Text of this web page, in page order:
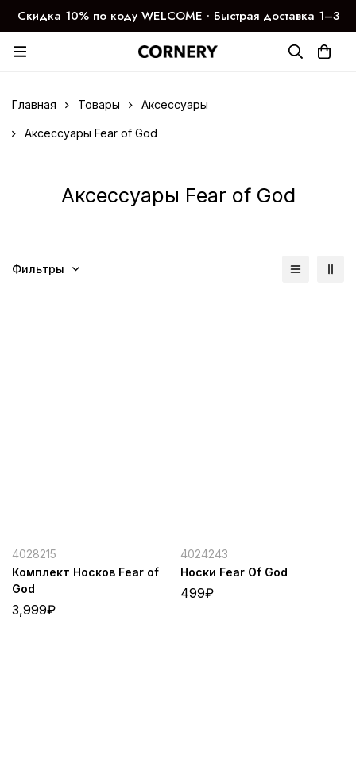
Скидка 10% по коду WELCOME ∙ Быстрая доставка 1–3
дня
Главная Товары Аксессуары
Аксессуары Fear of God
Аксессуары Fear of God
Фильтры
4028215
Комплект Носков Fear of
God
3,999₽
4024243
Носки Fear Of God
499₽